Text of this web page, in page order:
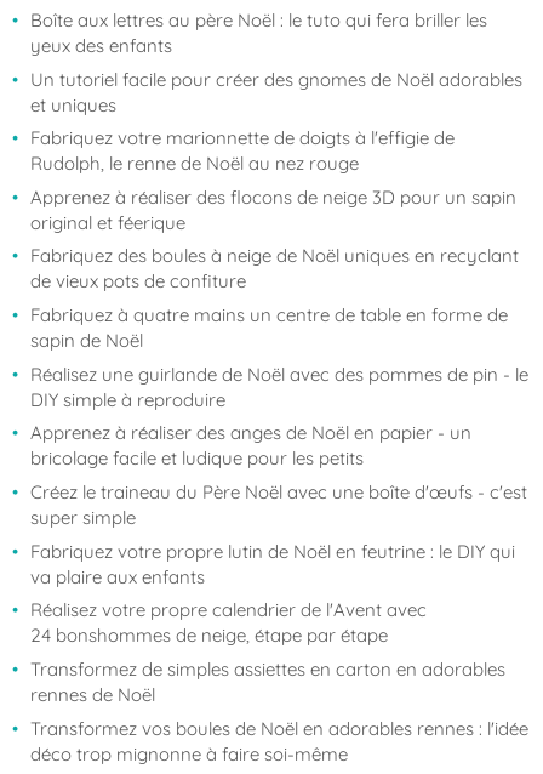
Boîte aux lettres au père Noël : le tuto qui fera briller les
yeux des enfants
Un tutoriel facile pour créer des gnomes de Noël adorables
et uniques
Fabriquez votre marionnette de doigts à l'effigie de
Rudolph, le renne de Noël au nez rouge
Apprenez à réaliser des flocons de neige 3D pour un sapin
original et féerique
Fabriquez des boules à neige de Noël uniques en recyclant
de vieux pots de confiture
Fabriquez à quatre mains un centre de table en forme de
sapin de Noël
Réalisez une guirlande de Noël avec des pommes de pin - le
DIY simple à reproduire
Apprenez à réaliser des anges de Noël en papier - un
bricolage facile et ludique pour les petits
Créez le traineau du Père Noël avec une boîte d'œufs - c'est
super simple
Fabriquez votre propre lutin de Noël en feutrine : le DIY qui
va plaire aux enfants
Réalisez votre propre calendrier de l'Avent avec
24 bonshommes de neige, étape par étape
Transformez de simples assiettes en carton en adorables
rennes de Noël
Transformez vos boules de Noël en adorables rennes : l'idée
déco trop mignonne à faire soi-même